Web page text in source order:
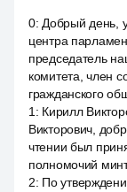
0: Добрый день,
центра
председатель
комитета, член
гражданского
1 : Кирилл
Викторович,
чтении был
полномочий
2: По